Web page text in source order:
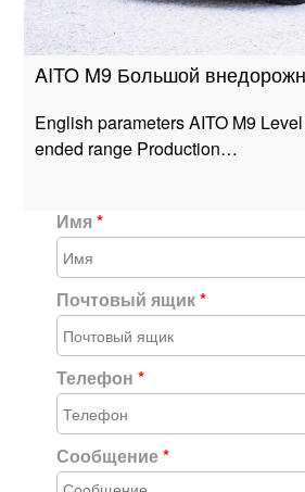
AITO M9 Большой
English parameters AITO M9
ended range Production…
Имя*
Почтовый ящик*
Телефон*
Сообщение*